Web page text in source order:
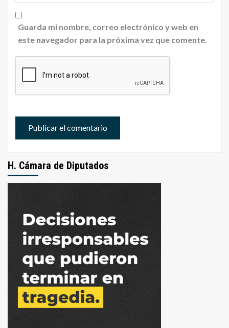
Guarda mi nombre, correo electrónico y web en
este navegador para la próxima vez que comente.
H. Cámara de Diputados